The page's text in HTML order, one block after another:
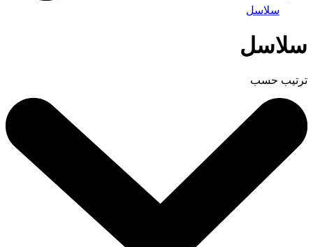
سلاسل
سلاسل
ترتيب حسب